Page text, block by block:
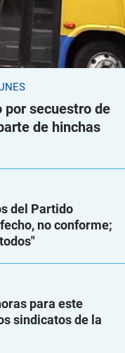
por secuestro de
de hinchas
del Partido
no conforme;
para este
sindicatos de la